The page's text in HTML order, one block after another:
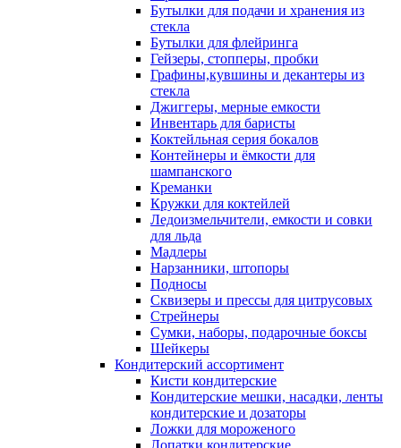
Бутылки для подачи и хранения из
стекла
Бутылки для флейринга
Гейзеры, стопперы, пробки
Графины,кувшины и декантеры из
стекла
Джиггеры, мерные емкости
Инвентарь для баристы
Коктейльная серия бокалов
Контейнеры и ёмкости для
шампанского
Креманки
Кружки для коктейлей
Ледоизмельчители, емкости и совки
для льда
Мадлеры
Нарзанники, штопоры
Подносы
Сквизеры и прессы для цитрусовых
Стрейнеры
Сумки, наборы, подарочные боксы
Шейкеры
Кондитерский ассортимент
Кисти кондитерские
Кондитерские мешки, насадки, ленты
кондитерские и дозаторы
Ложки для мороженого
Лопатки кондитерские